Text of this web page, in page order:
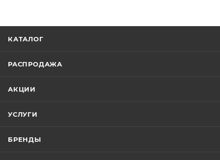
КАТАЛОГ
РАСПРОДАЖА
АКЦИИ
УСЛУГИ
БРЕНДЫ